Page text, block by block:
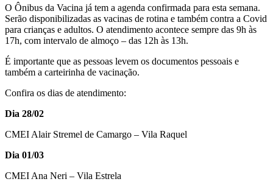
O Ônibus da Vacina já tem a agenda confirmada para esta semana.
Serão disponibilizadas as vacinas de rotina e também contra a Covid
para crianças e adultos. O atendimento acontece sempre das 9h às
17h, com intervalo de almoço – das 12h às 13h.
É importante que as pessoas levem os documentos pessoais e
também a carteirinha de vacinação.
Confira os dias de atendimento:
Dia 28/02
CMEI Alair Stremel de Camargo – Vila Raquel
Dia 01/03
CMEI Ana Neri – Vila Estrela